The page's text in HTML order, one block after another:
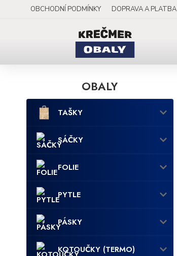
OBCHODNÍ PODMÍNKY DOPRAVA A PLATBA
OBALY
TAŠKY
SÁČKY
FOLIE
PYTLE
PÁSKY
KOTOUČKY (TERMO)